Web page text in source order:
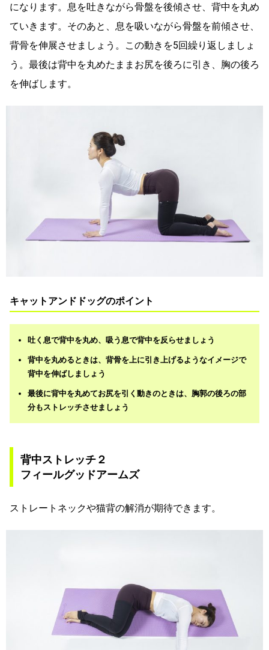
になります。息を吐きながら骨盤を後傾させ、背中を丸め
ていきます。そのあと、息を吸いながら骨盤を前傾させ、
背骨を伸展させましょう。この動きを5回繰り返しましょ
う。最後は背中を丸めたままお尻を後ろに引き、胸の後ろ
を伸ばします。
キャットアンドドッグのポイント
吐く息で背中を丸め、吸う息で背中を反らせましょう
背中を丸めるときは、背骨を上に引き上げるようなイメージで
背中を伸ばしましょう
最後に背中を丸めてお尻を引く動きのときは、胸郭の後ろの部
分もストレッチさせましょう
背中ストレッチ２
フィールグッドアームズ
ストレートネックや猫背の解消が期待できます。